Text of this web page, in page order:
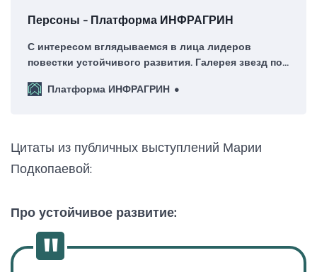
Персоны - Платформа ИНФРАГРИН
С интересом вглядываемся в лица лидеров
повестки устойчивого развития. Галерея звезд по
Платформа ИНФРАГРИН
Цитаты из публичных выступлений Марии
Подкопаевой:
Про устойчивое развитие: